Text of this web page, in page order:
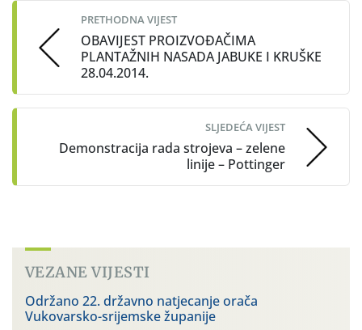
PRETHODNA VIJEST
OBAVIJEST PROIZVOĐAČIMA
PLANTAŽNIH NASADA JABUKE I KRUŠKE
28.04.2014.
SLJEDEĆA VIJEST
Demonstracija rada strojeva – zelene
linije – Pottinger
VEZANE VIJESTI
Održano 22. državno natjecanje orača
Vukovarsko-srijemske županije